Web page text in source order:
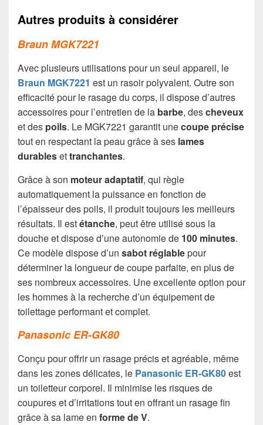
Autres produits à considérer
Braun MGK7221
Avec plusieurs utilisations pour un seul appareil, le
Braun MGK7221 est un rasoir polyvalent. Outre son
efficacité pour le rasage du corps, il dispose d’autres
accessoires pour l’entretien de la barbe, descheveux
et des poils. Le MGK7221 garantit unecoupe précise
tout en respectant la peau grâce à ses lames
durablesettranchantes.
Grâce à son moteur adaptatif, qui règle
automatiquement la puissance en fonction de
l’épaisseur des poils, il produit toujours les meilleurs
résultats. Il estétanche, peut être utilisé sous la
douche et dispose d’une autonomie de 100 minutes.
Ce modèle dispose d’un sabot réglablepour
déterminer la longueur de coupe parfaite, en plus de
ses nombreux accessoires. Une excellente option pour
les hommes à la recherche d’un équipement de
toilettage performant et complet.
Panasonic ER-GK80
Conçu pour offrir un rasage précis et agréable, même
dans les zones délicates, le Panasonic ER-GK80est
un toiletteur corporel. Il minimise les risques de
coupures et d’irritations tout en offrant un rasage fin
grâce à sa lame en forme de V.